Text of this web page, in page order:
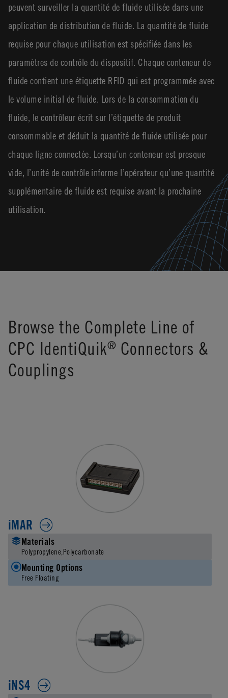
peuvent surveiller la quantité de fluide utilisée dans une
application de distribution de fluide. La quantité de fluide
requise pour chaque utilisation est spécifiée dans les
paramètres de contrôle du dispositif. Chaque conteneur de
fluide contient une étiquette RFID qui est programmée avec
le volume initial de fluide. Lors de la consommation du
fluide, le contrôleur écrit sur l’étiquette de produit
consommable et déduit la quantité de fluide utilisée pour
chaque ligne connectée. Lorsqu’un conteneur est presque
vide, l’unité de contrôle informe l’opérateur qu’une quantité
supplémentaire de fluide est requise avant la prochaine
utilisation.
Browse the Complete Line of
CPC IdentiQuik® Connectors &
Couplings
iMAR
Materials
Polypropylene Polycarbonate
Mounting Options
Free Floating
iNS4